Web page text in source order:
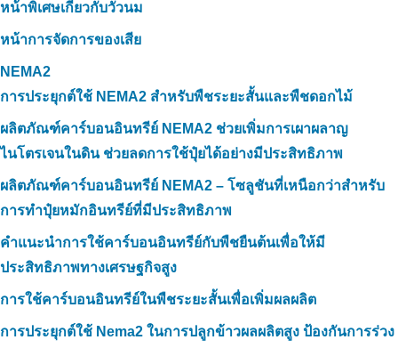
หน้าพิเศษเกี่ยวกับวัวนม
หน้าการจัดการของเสีย
NEMA2
การประยุกต์ใช้ NEMA2 สำหรับพืชระยะสั้นและพืชดอกไม้
ผลิตภัณฑ์คาร์บอนอินทรีย์ NEMA2 ช่วยเพิ่มการเผาผลาญ
ไนโตรเจนในดิน ช่วยลดการใช้ปุ๋ยได้อย่างมีประสิทธิภาพ
ผลิตภัณฑ์คาร์บอนอินทรีย์ NEMA2 – โซลูชันที่เหนือกว่าสำหรับ
การทำปุ๋ยหมักอินทรีย์ที่มีประสิทธิภาพ
คำแนะนำการใช้คาร์บอนอินทรีย์กับพืชยืนต้นเพื่อให้มี
ประสิทธิภาพทางเศรษฐกิจสูง
การใช้คาร์บอนอินทรีย์ในพืชระยะสั้นเพื่อเพิ่มผลผลิต
การประยุกต์ใช้ Nema2 ในการปลูกข้าวผลผลิตสูง ป้องกันการร่วง